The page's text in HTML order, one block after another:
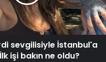
sevgilisiyle İstanbul'a
işi bakın ne oldu?